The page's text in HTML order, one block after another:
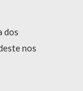
dos
nos